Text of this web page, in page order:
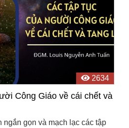
2634
Công Giáo về cái chết và
ngắn gọn và mạch lạc các tập